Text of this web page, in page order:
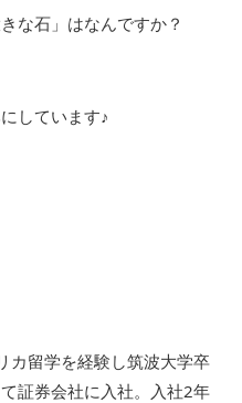
な石」はなんですか？
しています♪
カ留学を経験し筑波大学卒
証券会社に入社。入社2年